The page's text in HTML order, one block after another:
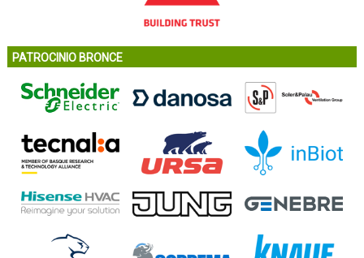
PATROCINIO BRONCE